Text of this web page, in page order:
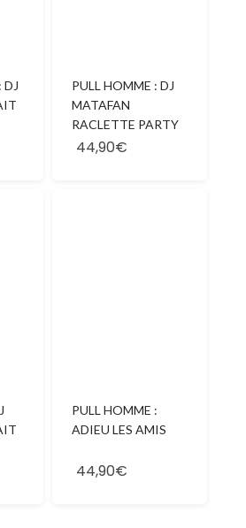
DJ
PULL HOMME : DJ
MATAFAN
RACLETTE PARTY
44,90€
PULL HOMME :
ADIEU LES AMIS
44,90€